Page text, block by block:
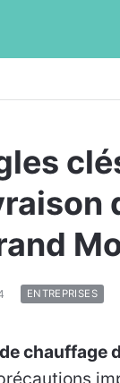
ENTREPRISES
chauffage